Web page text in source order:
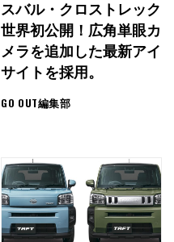
スバル・クロストレック
世界初公開！広角単眼カ
メラを追加した最新アイ
サイトを採用。
GO OUT編集部